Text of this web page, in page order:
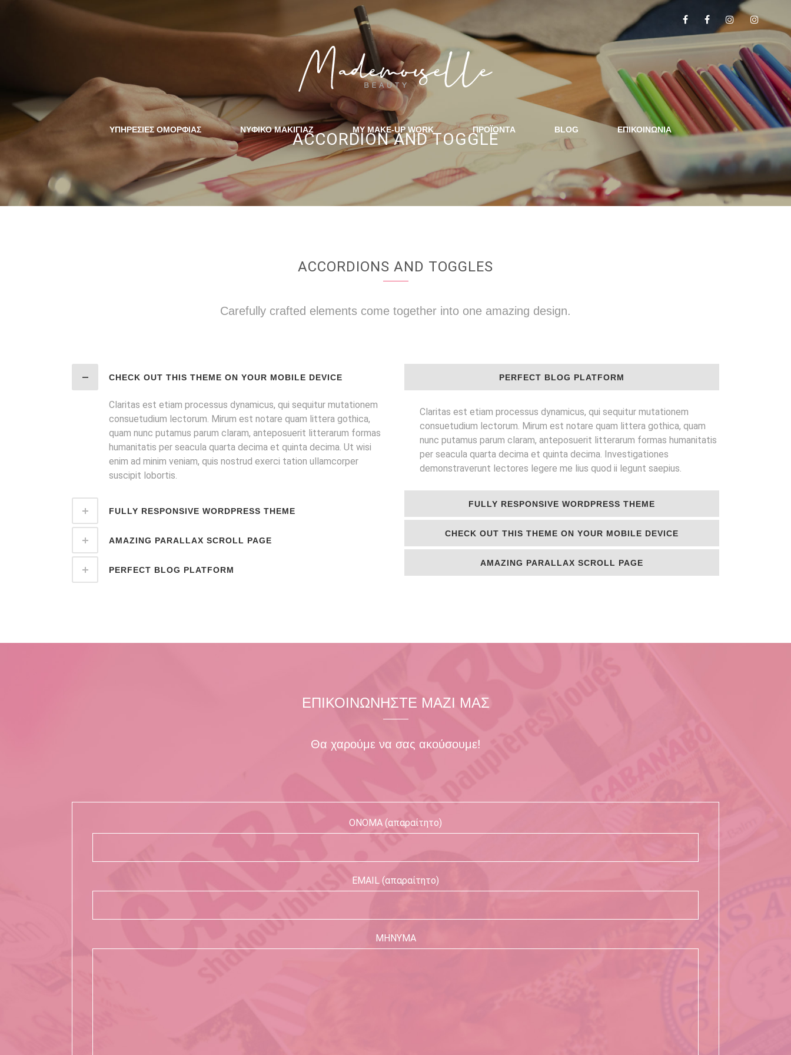
ΥΠΗΡΕΣΙΕΣ ΟΜΟΡΦΙΑΣ NYΦΙΚΟ ΜΑΚΙΓΙΑΖ MY MAKE-UP WORK ΠΡΟΪΟΝΤΑ BLOG ΕΠΙΚΟΙΝΩΝΙΑ
ACCORDION AND TOGGLE
ACCORDIONS AND TOGGLES
Carefully crafted elements come together into one amazing design.
CHECK OUT THIS THEME ON YOUR MOBILE DEVICE
Claritas est etiam processus dynamicus, qui sequitur mutationem
consuetudium lectorum. Mirum est notare quam littera gothica,
quam nunc putamus parum claram, anteposuerit litterarum formas
humanitatis per seacula quarta decima et quinta decima. Ut wisi
enim ad minim veniam, quis nostrud exerci tation ullamcorper
suscipit lobortis.
FULLY RESPONSIVE WORDPRESS THEME
AMAZING PARALLAX SCROLL PAGE
PERFECT BLOG PLATFORM
PERFECT BLOG PLATFORM
Claritas est etiam processus dynamicus, qui sequitur mutationem
consuetudium lectorum. Mirum est notare quam littera gothica, quam
nunc putamus parum claram, anteposuerit litterarum formas humanitatis
per seacula quarta decima et quinta decima. Investigationes
demonstraverunt lectores legere me lius quod ii legunt saepius.
FULLY RESPONSIVE WORDPRESS THEME
CHECK OUT THIS THEME ON YOUR MOBILE DEVICE
AMAZING PARALLAX SCROLL PAGE
ΕΠΙΚΟΙΝΩΝΗΣΤΕ ΜΑΖΙ ΜΑΣ
Θα χαρούμε να σας ακούσουμε!
ΟΝΟΜΑ (απαραίτητο)
EMAIL (απαραίτητο)
ΜΗΝΥΜΑ